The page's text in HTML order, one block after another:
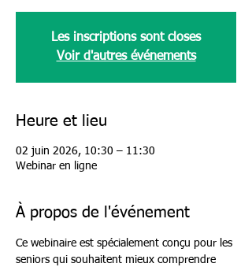
Les inscriptions sont closes
Voir d'autres événements
Heure et lieu
02 juin 2026, 10:30 – 11:30
Webinar en ligne
À propos de l'événement
Ce webinaire est spécialement conçu pour les
seniors qui souhaitent mieux comprendre